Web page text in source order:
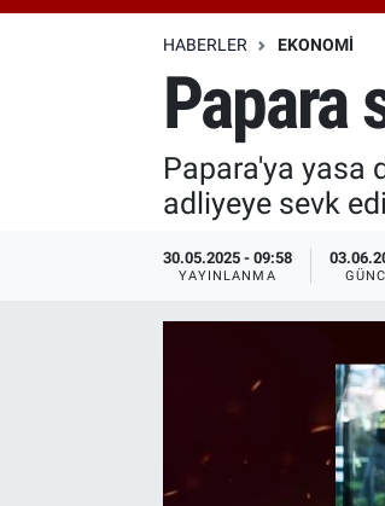
HABERLER EKONOMI
Papara
Papara'ya yasa
adliyeye sevk
30.05.2025 - 09:58
YAYINLANMA
Özel Haberler
Özel Haberler
Haber Arşivi